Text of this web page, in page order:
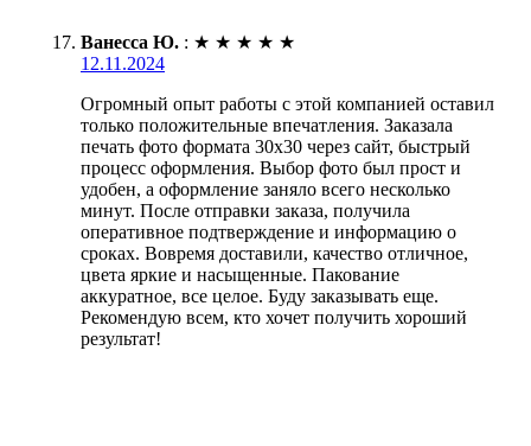
Ванесса Ю. : ★ ★ ★ ★ ★
12.11.2024
Огромный опыт работы с этой компанией оставил
только положительные впечатления. Заказала
печать фото формата 30х30 через сайт, быстрый
процесс оформления. Выбор фото был прост и
удобен, а оформление заняло всего несколько
минут. После отправки заказа, получила
оперативное подтверждение и информацию о
сроках. Вовремя доставили, качество отличное,
цвета яркие и насыщенные. Пакование
аккуратное, все целое. Буду заказывать еще.
Рекомендую всем, кто хочет получить хороший
результат!